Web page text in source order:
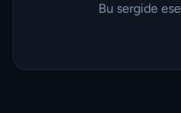
Bu sergide